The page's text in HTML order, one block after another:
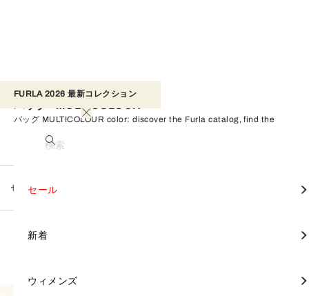
FURLA 2026 最新コレクション​
検索
セール
新着
ウィメンズ
すべて見る
すべて見る
すべて見る
トートバッグ
クロスボディバッグ
すべて見る
財布
ポーチ
すべて見る
スカーフ & バンドゥ
ハンドル & ストラップ
すべて見る
FURLA DIVIDE IT
FURLA IRIDE
すべて見る
バッグ
財布と革小物
すべて見る
ミニバッグ
トップハンドル
FURLA TONIE
FURLA CAPRICCIO
FURLA PRIMROSE
カテゴリー別
コレクション別
すべて見る
財布
ポーチ
財布と革小物
すべて見る
スカーフ & バンドゥ
ハンドル & ストラップ
アクセサリー
すべて見る
バックパック
ビジネスバッグ
すべて見る
財布
名刺入れ＆カードケース
すべて見る
モバイルケース＆カバー
ハンドル & ストラップ
すべて見る
バッグ
財布 & 革小物
セール
新着
ウィメンズ
バッグ MULTICOLOUR color: discover the Furla catalog, find the
perfect product for you, and shop on the official online store.
セール バッグ
フィルター
すべてクリア